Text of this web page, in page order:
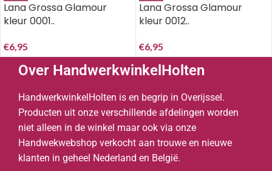
Lana Grossa Glamour
kleur 0001..
€6,95
Lana Grossa Glamour
kleur 0012..
€6,95
Over HandwerkwinkelHolten
HandwerkwinkelHolten is en begrip in Overijssel.
Producten uit onze verschillende afdelingen worden
niet alleen in de winkel maar ook via onze
Handwekwebshop verkocht aan trouwe en nieuwe
klanten in geheel Nederland en België.